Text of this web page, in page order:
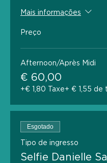
Mais informações
Preço
Afternoon/Après Midi
€ 60,00
+€ 1,80 Taxe+ € 1,55 de
Esgotado
Tipo de ingresso
Selfie Danielle